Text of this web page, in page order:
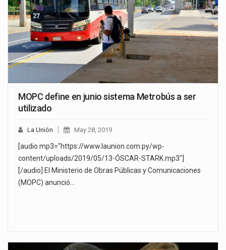
MOPC define en junio sistema Metrobús a ser
utilizado
La Unión May 28, 2019
[audio mp3="https://www.launion.com.py/wp-
content/uploads/2019/05/13-ÓSCAR-STARK.mp3"]
[/audio] El Ministerio de Obras Públicas y Comunicaciones
(MOPC) anunció…